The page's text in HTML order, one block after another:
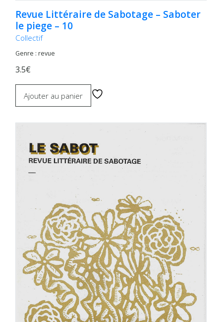
Revue Littéraire de Sabotage – Saboter
le piege – 10
Collectif
Genre : revue
3.5€
Ajouter au panier